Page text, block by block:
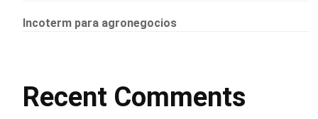
Incoterm para agronegocios
Recent Comments